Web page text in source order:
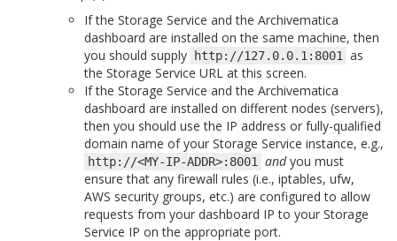
If the Storage Service and the Archivematica
dashboard are installed on the same machine, then
you should supply
http://127.0.0.1:8001
as
the Storage Service URL at this screen.
If the Storage Service and the Archivematica
dashboard are installed on different nodes (servers),
then you should use the IP address or fully-qualified
domain name of your Storage Service instance, e.g.,
http://<MY-IP-ADDR>:8001 andyou must
ensure that any firewall rules (i.e., iptables, ufw,
AWS security groups, etc.) are configured to allow
requests from your dashboard IP to your Storage
Service IP on the appropriate port.